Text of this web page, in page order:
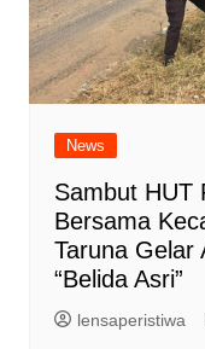
News
Sambut HUT
Bersama
Taruna Gelar
“Belida Asri”
lensaperistiwa